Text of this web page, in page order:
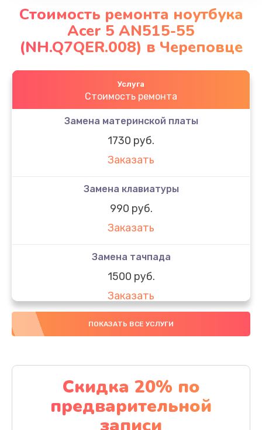
Стоимость ремонта ноутбука
Acer 5 AN515-55
(NH.Q7QER.008) в Череповце
Услуга
Стоимость ремонта
Замена материнской платы
1730 руб.
Заказать
Замена клавиатуры
990 руб.
Заказать
Замена тачпада
1500 руб.
Заказать
Замена южного моста
Заказать
Чистка от пыли
1060 руб.
ПОКАЗАТЬ ВСЕ УСЛУГИ
Скидка 20% по
предварительной